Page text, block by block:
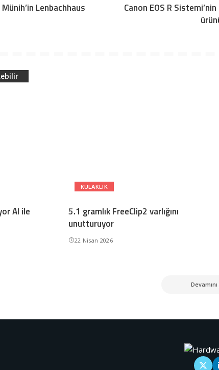
Lenbachhaus
Canon EOS R
AI ile
KULAKLIK
5.1 gramlık FreeClip2 varlığını
unutturuyor
22 Nisan 2026